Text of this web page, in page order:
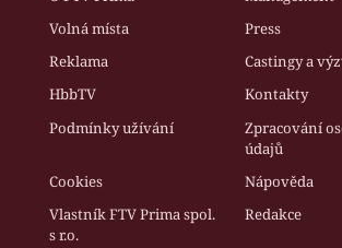
Volná místa
Press
Reklama
Castingy a
HbbTV
Kontakty
Podmínky užívání
Zpracování
údajů
Cookies
Nápověda
Vlastník FTV Prima spol.
s r.o.
Redakce